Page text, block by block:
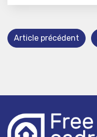
Article précédent